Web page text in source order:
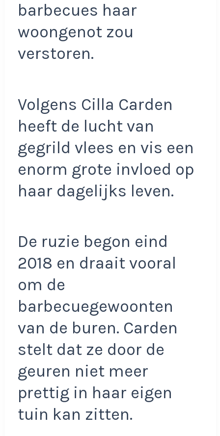
barbecues haar
woongenot zou
verstoren.
Volgens Cilla Carden
heeft de lucht van
gegrild vlees en vis een
enorm grote invloed op
haar dagelijks leven.
De ruzie begon eind
2018 en draait vooral
om de
barbecuegewoonten
van de buren. Carden
stelt dat ze door de
geuren niet meer
prettig in haar eigen
tuin kan zitten.